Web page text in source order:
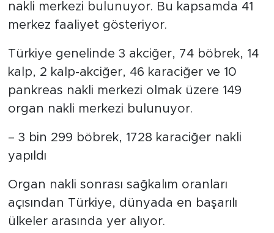
nakli merkezi bulunuyor. Bu kapsamda 41
merkez faaliyet gösteriyor.
Türkiye genelinde 3 akciğer, 74 böbrek, 14
kalp, 2 kalp-akciğer, 46 karaciğer ve 10
pankreas nakli merkezi olmak üzere 149
organ nakli merkezi bulunuyor.
– 3 bin 299 böbrek, 1728 karaciğer nakli
yapıldı
Organ nakli sonrası sağkalım oranları
açısından Türkiye, dünyada en başarılı
ülkeler arasında yer alıyor.